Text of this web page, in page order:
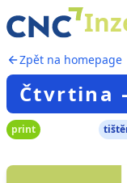
Zpět na homepage
Čtvrtina
print